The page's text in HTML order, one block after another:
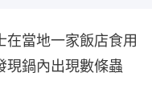
在當地一家飯店食用
現鍋內出現數條蟲